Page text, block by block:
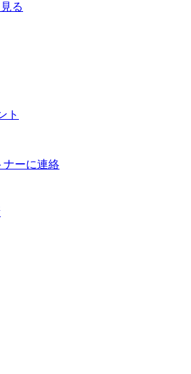
る
ト
ナーに連絡